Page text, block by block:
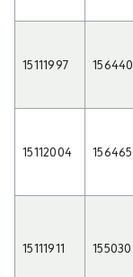
15111997 156440
15112004 156465
15111911 155030